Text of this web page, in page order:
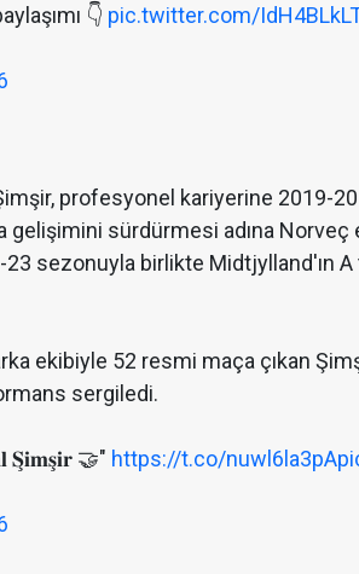
👇 pic.twitter.com/
profesyonel kariyerine 2019-
gelişimini sürdürmesi adına
sezonuyla birlikte Midtjylland'ın A
ekibiyle 52 resmi maça çıkan
sergiledi.
🤝" https://t.co/nuwl6la3pA